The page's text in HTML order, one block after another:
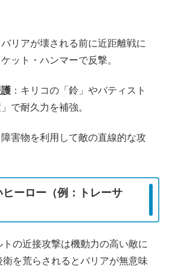
バリアが壊される前に近距離戦に
ット・ハンマーで反撃。
：キリコの「鈴」やバティスト
で耐久力を補強。
障害物を利用して敵の直線的な攻
ーロー（例：トレーサ
トの近接攻撃は機動力の高い敵に
衛を荒らされるとバリアが無意味